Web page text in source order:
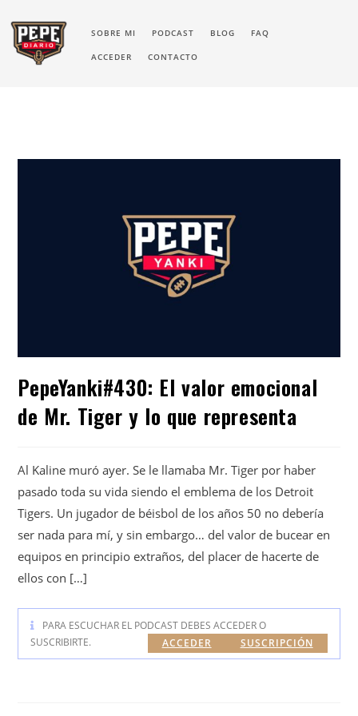
SOBRE MI PODCAST BLOG FAQ
ACCEDER CONTACTO
PepeYanki#430: El valor emocional
de Mr. Tiger y lo que representa
Al Kaline muró ayer. Se le llamaba Mr. Tiger por haber
pasado toda su vida siendo el emblema de los Detroit
Tigers. Un jugador de béisbol de los años 50 no debería
ser nada para mí, y sin embargo… del valor de bucear en
equipos en principio extraños, del placer de hacerte de
ellos con […]
PARA ESCUCHAR EL PODCAST DEBES ACCEDER O
SUSCRIBIRTE.
SUSCRIPCIÓN
ACCEDER